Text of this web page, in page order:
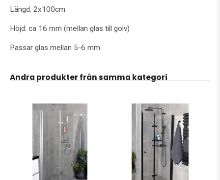
Längd: 2x100cm
Höjd: ca 16 mm (mellan glas till golv)
Passar glas mellan 5-6 mm
Andra produkter från samma kategori